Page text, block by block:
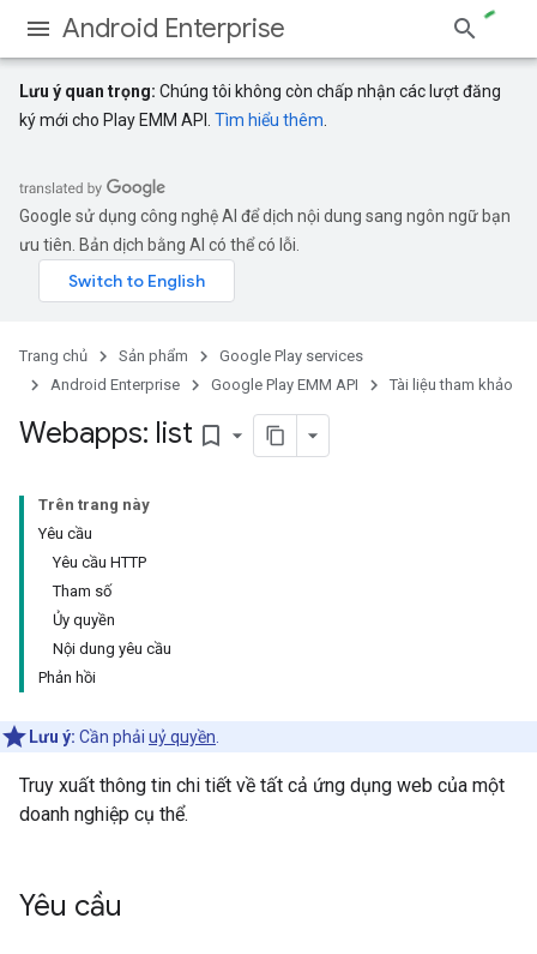
Android Enterprise
Lưu ý quan trọng: Chúng tôi không còn chấp nhận các lượt đăng
ký mới cho Play EMM API. Tìm hiểu thêm
Google sử dụng công nghệ AI để dịch nội dung sang ngôn ngữ bạn
ưu tiên. Bản dịch bằng AI có thể có lỗi.
Trang chủ Sản phẩm
Google Play services
Android Enterprise
Google Play EMM API Tài liệu tham khảo
Webapps: list bookmark_border
Trên trang này
Yêu cầu
Yêu cầu HTTP
Tham số
Ủy quyền
Nội dung yêu cầu
Phản hồi
Lưu ý: Cần phải uỷ quyền
Truy xuất thông tin chi tiết về tất cả ứng dụng web của một
doanh nghiệp cụ thể.
Yêu cầu